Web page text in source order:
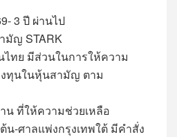
3 ปี ผ่านไป
ญ STARK
ทย มีส่วนในการให้ความ
งทุนในหุ้นสามัญ ตาม
ที่ให้ความช่วยเหลือ
น-ศาลแพ่งกรุงเทพใต้ มีคำสั่ง